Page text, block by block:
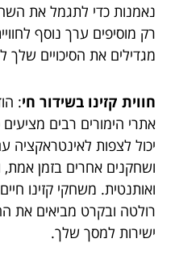
נאמנות כדי לתגמל את
רק מוסיפים ערך נוסף
מגדילים את הסיכויים שלך
חווית קזינו בשידור חי:
אתרי הימורים רבים
יכול לצפות לאינטראקציה
ושחקנים אחרים בזמן אמת,
ואותנטית. משחקי קזינו
רולטה ובקרט מביאים את
ישירות למסך שלך.